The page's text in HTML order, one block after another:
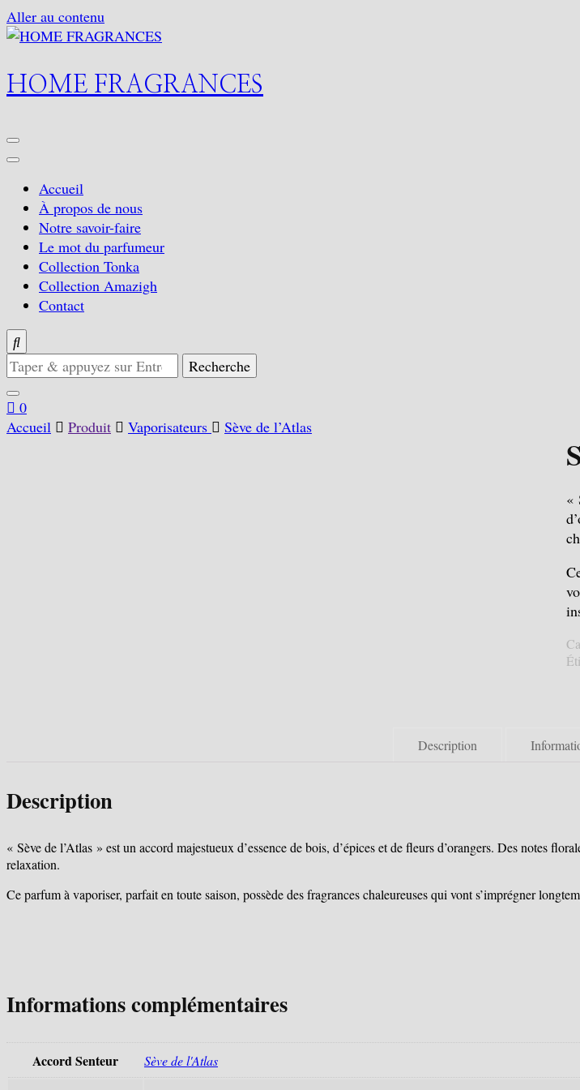
Aller au contenu
HOME FRAGRANCES
Accueil
À propos de nous
Notre savoir-faire
Le mot du parfumeur
Collection Tonka
Collection Amazigh
Contact
Looking
for
Something?
0
Accueil
Produit Vaporisateurs Sève de l’Atlas
«
Description
Description
« Sève de l’Atlas » est un accord majestueux d’essence de bois, d’épices et de fleurs d’orangers. Des notes
relaxation.
Ce parfum à vaporiser, parfait en toute saison, possède des fragrances chaleureuses qui vont s’imprégner
Informations complémentaires
Accord Senteur Sève de l'Atlas